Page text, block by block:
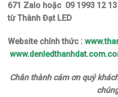
671 Zalo hoặc 09 1993 12
từ Thành Đạt LED
Website chính thức :
Chân thành cám ơn quý